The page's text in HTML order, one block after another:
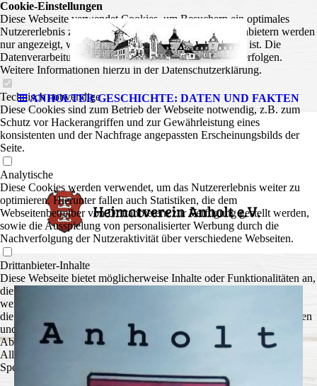
ANHOLTER GESCHICHTE: DATEN UND FAKTEN
Cookie-Einstellungen
Diese Webseite verwendet Cookies, um Besuchern ein optimales
Nutzererlebnis zu bieten. Bestimmte Inhalte von Drittanbietern werden
nur angezeigt, wenn die entsprechende Option aktiviert ist. Die
Datenverarbeitung kann dann auch in einem Drittland erfolgen.
Weitere Informationen hierzu in der Datenschutzerklärung.
Technisch notwendige
Diese Cookies sind zum Betrieb der Webseite notwendig, z.B. zum
Schutz vor Hackerangriffen und zur Gewährleistung eines
konsistenten und der Nachfrage angepassten Erscheinungsbilds der
Seite.
Analytische
Diese Cookies werden verwendet, um das Nutzererlebnis weiter zu
optimieren. Hierunter fallen auch Statistiken, die dem
Webseitenbetreiber von Drittanbietern zur Verfügung gestellt werden,
sowie die Ausspielung von personalisierter Werbung durch die
Nachverfolgung der Nutzeraktivität über verschiedene Webseiten.
Drittanbieter-Inhalte
Diese Webseite bietet möglicherweise Inhalte oder Funktionalitäten an,
die von Drittanbietern eigenverantwortlich zur Verfügung gestellt
werden. Diese Drittanbieter können eigene Cookies setzen, z.B. um
die Nutzeraktivität zu verfolgen oder ihre Angebote zu personalisieren
und zu optimieren.
Ablehnen
Alle akzeptieren
Speichern